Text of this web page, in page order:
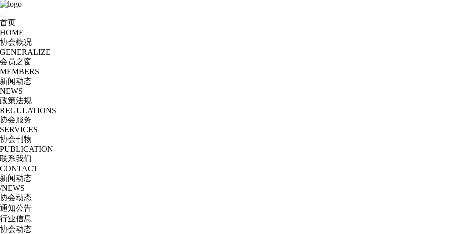
首页
HOME
协会概况
GENERALIZE
会员之窗
MEMBERS
新闻动态
NEWS
政策法规
REGULATIONS
协会服务
SERVICES
协会刊物
PUBLICATION
联系我们
CONTACT
新闻动态
/NEWS
协会动态
通知公告
行业信息
协会动态